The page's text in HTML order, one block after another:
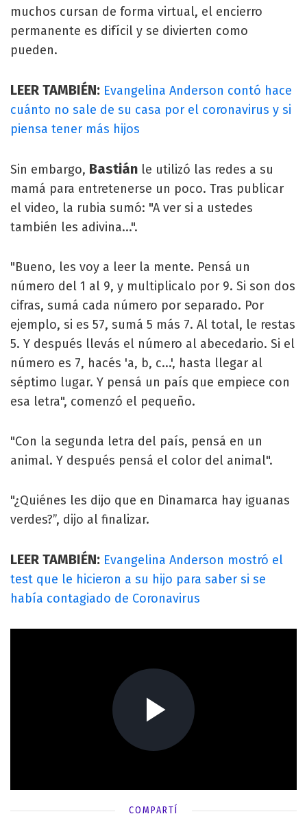
muchos cursan de forma virtual, el encierro
permanente es difícil y se divierten como
pueden.
LEER TAMBIÉN: Evangelina Anderson contó hace
cuánto no sale de su casa por el coronavirus y si
piensa tener más hijos
Sin embargo, Bastián le utilizó las redes a su
mamá para entretenerse un poco. Tras publicar
el video, la rubia sumó: "A ver si a ustedes
también les adivina...".
"Bueno, les voy a leer la mente. Pensá un
número del 1 al 9, y multiplicalo por 9. Si son dos
cifras, sumá cada número por separado. Por
ejemplo, si es 57, sumá 5 más 7. Al total, le restas
5. Y después llevás el número al abecedario. Si el
número es 7, hacés 'a, b, c...', hasta llegar al
séptimo lugar. Y pensá un país que empiece con
esa letra", comenzó el pequeño.
"Con la segunda letra del país, pensá en un
animal. Y después pensá el color del animal".
"¿Quiénes les dijo que en Dinamarca hay iguanas
verdes?”, dijo al finalizar.
LEER TAMBIÉN: Evangelina Anderson mostró el
test que le hicieron a su hijo para saber si se
había contagiado de Coronavirus
COMPARTÍ